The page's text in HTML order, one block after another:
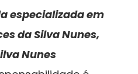
especializada em
da Silva Nunes,
Nunes